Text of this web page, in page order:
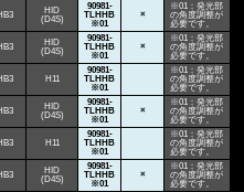
HID
(D4S)
90981-
TLHHB
※01
×
※01：発光部
の角度調整が
必要です。
HID
(D4S)
90981-
TLHHB
※01
×
※01：発光部
の角度調整が
必要です。
H11
90981-
TLHHB
※01
※01：発光部
の角度調整が
必要です。
HID
(D4S)
90981-
TLHHB
※01
×
※01：発光部
の角度調整が
必要です。
H11
90981-
TLHHB
※01
※01：発光部
の角度調整が
必要です。
HID
(D4S)
90981-
TLHHB
※01
×
※01：発光部
の角度調整が
必要です。